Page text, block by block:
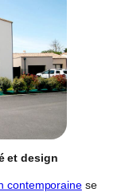
et design
contemporainese